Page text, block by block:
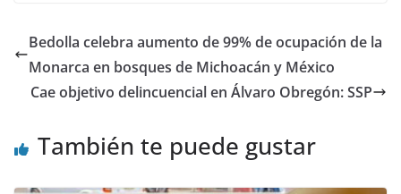
Bedolla celebra aumento de 99% de ocupación de la
Monarca en bosques de Michoacán y México
Cae objetivo delincuencial en Álvaro Obregón: SSP
También te puede gustar